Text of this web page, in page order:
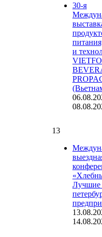
30-я
и
13
Лучшие